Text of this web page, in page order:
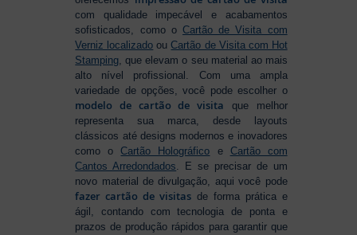
com qualidade impecável e acabamentos
sofisticados, como o Cartão de Visita com
Verniz localizado ouCartão de Visita com Hot
Stamping, que elevam o seu material ao mais
alto nível profissional. Com uma ampla
variedade de opções, você pode escolher o
modelo de cartão de visita que melhor
representa sua marca, desde layouts
clássicos até designs modernos e inovadores
como oCartão Holográfico e Cartão com
Cantos Arredondados. E se precisar de um
novo material de divulgação, aqui você pode
fazer cartão de visitas de forma prática e
ágil, contando com tecnologia de ponta e
prazos de produção rápidos para garantir que